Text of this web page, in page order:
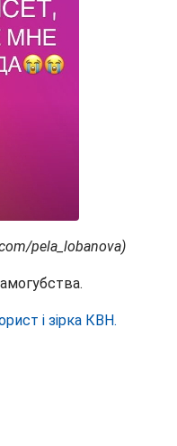
pela_lobanova)
і зірка КВН.